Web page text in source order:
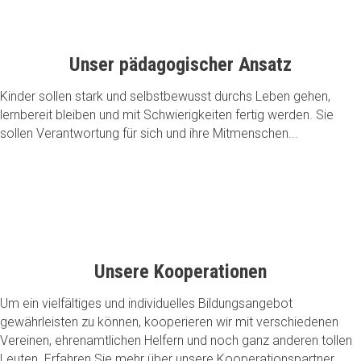
Unser pädagogischer Ansatz
Kinder sollen stark und selbstbewusst durchs Leben gehen,
lernbereit bleiben und mit Schwierigkeiten fertig werden. Sie
sollen Verantwortung für sich und ihre Mitmenschen...
Unsere Kooperationen
Um ein vielfältiges und individuelles Bildungsangebot
gewährleisten zu können, kooperieren wir mit verschiedenen
Vereinen, ehrenamtlichen Helfern und noch ganz anderen tollen